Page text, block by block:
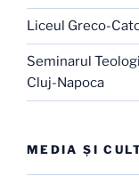
Liceul Greco-
Seminarul
Cluj-Napoca
MEDIA ŞI